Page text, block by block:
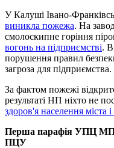
У Калуші Івано-
виникла пожежа. На
смолоскипне горіння
вогонь на підприємстві.
порушення правил
загроза для підприємства.
За фактом пожежі
результаті НП ніхто не
здоров'я населення міста
Перша парафія УПЦ МП
ПЦУ